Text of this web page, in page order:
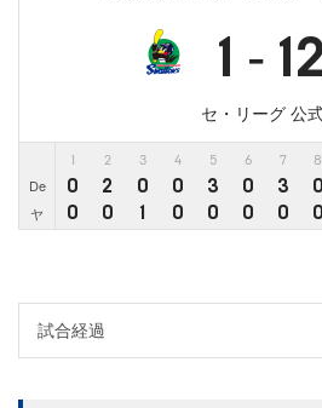
1 - 12
セ・リーグ 公
2 3 4 5 6 7 8
De 0 2 0 0 3 0 3 0
ヤ 0 0 1 0 0 0 0 0